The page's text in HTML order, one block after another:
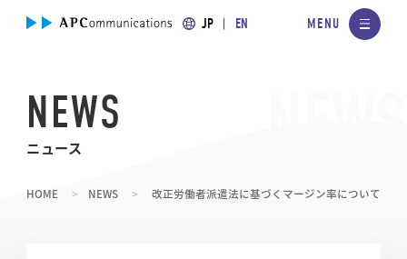
JP EN
NEWS
ニュース
HOME NEWS 改正労働者派遣法に基づくマージン率について